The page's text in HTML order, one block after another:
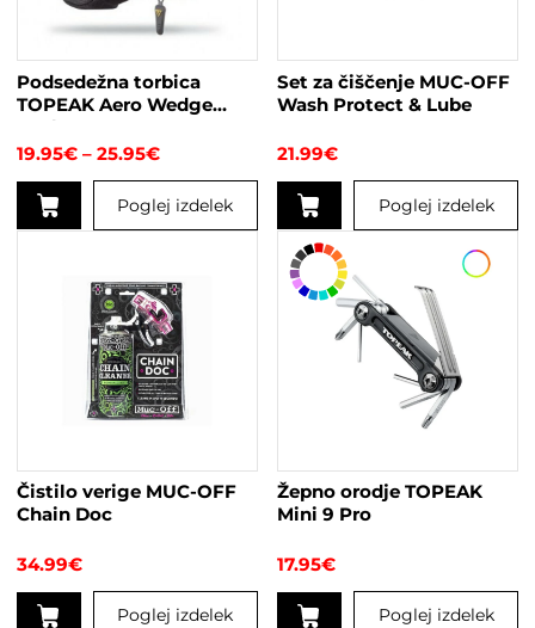
Podsedežna torbica
TOPEAK Aero Wedge
Pack
19.95€ – 25.95€Cenovni
od
19.95€
do
Poglej izdelek
Možnosti
strani
izdelka
Set za čiščenje MUC-OFF
Wash Protect & Lube
21.99€
Poglej izdelek
Čistilo verige MUC-OFF
Chain Doc
34.99€
Poglej izdelek
Žepno orodje TOPEAK
Mini 9 Pro
17.95€
Poglej izdelek